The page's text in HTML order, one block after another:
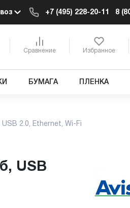
+7 (495) 228-20-11 8
Сравнение Избранное
БУМАГА ПЛЕНКА
2.0, Ethernet, Wi-Fi